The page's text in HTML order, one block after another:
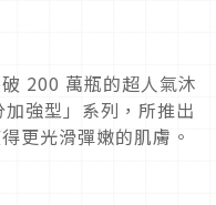
200 萬瓶的超人氣沐
強型」系列，所推出
更光滑彈嫩的肌膚。